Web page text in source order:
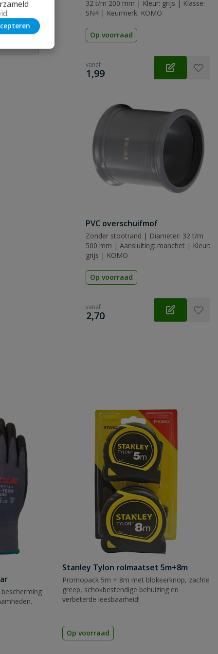
.
32 t/m 200 mm | Kleur: grijs | Klasse:
SN4 | Keurmerk: KOMO
Op voorraad
vanaf
€
1,99
PVC overschuifmof
Zonder stootrand | Diameter: 32 t/m
500 mm | Aansluiting: manchet | Kleur:
grijs | KOMO
Op voorraad
vanaf
€
2,70
Stanley Tylon rolmaatset 5m+8m
Promopack 5m + 8m met blokeerknop, zachte
greep, schokbestendige behuizing en
verbeterde leesbaarheid!
Op voorraad